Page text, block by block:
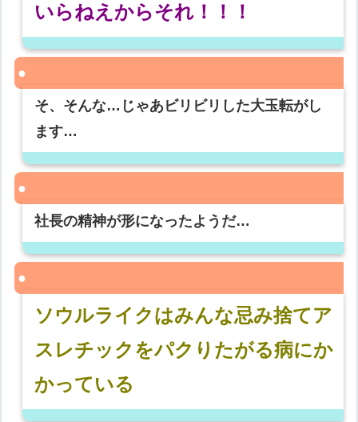
いらねえからそれ！！！
そ、そんな…じゃあビリビリした大玉転がし
ます…
社長の精神が形になったようだ…
ソウルライクはみんな忌み捨てア
スレチックをパクりたがる病にか
かっている